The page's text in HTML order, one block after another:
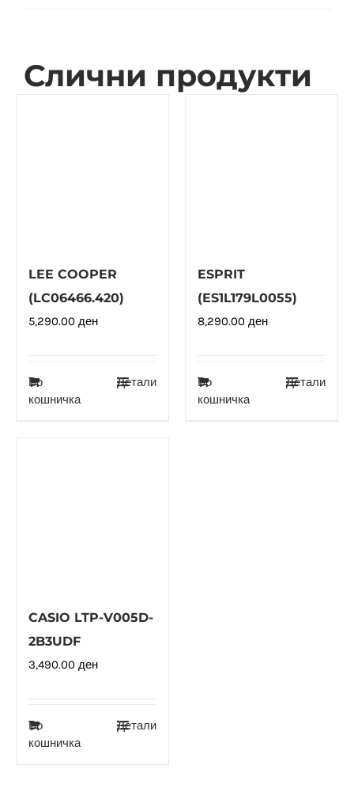
Слични продукти
LEE COOPER
(LC06466.420)
5,290.00 ден
Во
кошничка
Детали
ESPRIT
(ES1L179L0055)
8,290.00 ден
Во
кошничка
Детали
CASIO LTP-V005D-
2B3UDF
3,490.00 ден
Во
кошничка
Детали